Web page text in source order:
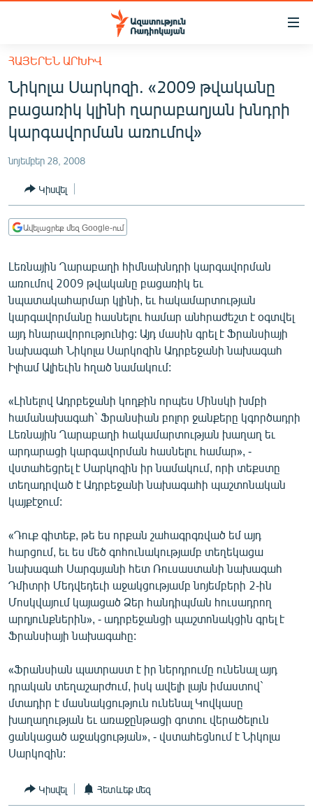
Մատչելիության
հիմնական
բովանդակությանը
հիմնական
մենյուին
ՀԱՅԱՍՏԱՆ
ՔԱՂԱՔԱԿԱՆ
ՀԱՍԱՐԱԿՈՒԹՅՈՒՆ
ՏՆՏԵՍՈՒԹՅՈՒՆ
ՊԱՏԵՐԱԶՄԻ 6 ՇԱԲԱԹՆԵՐԸ
ՏԱՐԱԾԱՇՐՋԱՆ
ՄԻՋԱԶԳԱՅԻՆ
ՄՇԱԿՈՒՅԹ
ՍՊՈՐՏ
ՄԵԿՆԱԲԱՆՈՒԹՅՈՒՆ
ՏՏ ԵՒ ԻՆՏԵՐՆԵՏ
ԿՈՐՈՆԱՎԻՐՈՒՍ
ԱՐԽԻՎ
ՏԵՍԱՆՅՈՒԹԵՐ
ՁԳՏԵԼՈՎ ԼԱՎԱԳՈՒՅՆԻՆ
ՓՈԴՔԱՍԹ
Հայերեն
English
Русский
ՀԵՏԵՎԵՔ ՄԵԶ
«Ազատության» բոլոր կայքերը
ՀԱՅԵՐԵՆ ԱՐԽԻՎ
Նիկոլա Սարկոզի. «2009 թվականը
բացառիկ կլինի ղարաբաղյան խնդրի
կարգավորման առումով»
նոյեմբեր 28, 2008
Կիսվել
Ավելացրեք մեզ Google-ում
Լեռնային Ղարաբաղի հիմնախնդրի կարգավորման
առումով 2009 թվականը բացառիկ եւ
նպատակահարմար կլինի, եւ հակամարտության
կարգավորմանը հասնելու համար անհրաժեշտ է օգտվել
այդ հնարավորությունից: Այդ մասին գրել է Ֆրանսիայի
նախագահ Նիկոլա Սարկոզին Ադրբեջանի նախագահ
Իլհամ Ալիեւին հղած նամակում:
«Լինելով Ադրբեջանի կողքին որպես Մինսկի խմբի
համանախագահ` Ֆրանսիան բոլոր ջանքերը կգործադրի
Լեռնային Ղարաբաղի հակամարտության խաղաղ եւ
արդարացի կարգավորման հասնելու համար», -
վստահեցրել է Սարկոզին իր նամակում, որի տեքստը
տեղադրված է Ադրբեջանի նախագահի պաշտոնական
կայքէջում:
«Դուք գիտեք, թե ես որքան շահագրգռված եմ այդ
հարցում, եւ ես մեծ գոհունակությամբ տեղեկացա
նախագահ Սարգսյանի հետ Ռուսաստանի նախագահ
Դմիտրի Մեդվեդեւի աջակցությամբ նոյեմբերի 2-ին
Մոսկվայում կայացած Ձեր հանդիպման հուսադրող
արդյունքներին», - ադրբեջանցի պաշտոնակցին գրել է
Ֆրանսիայի նախագահը:
«Ֆրանսիան պատրաստ է իր ներդրումը ունենալ այդ
դրական տեղաշարժում, իսկ ավելի լայն իմաստով`
մտադիր է մասնակցություն ունենալ Կովկասը
խաղաղության եւ առաջընթացի գոտու վերածելուն
ցանկացած աջակցության», - վստահեցնում է Նիկոլա
Սարկոզին:
Կիսվել Հետևեք մեզ